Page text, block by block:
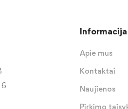
6
Informacija
Apie mus
Kontaktai
Naujienos
Pirkimo